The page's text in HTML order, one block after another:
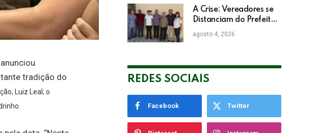
tradição do
Luiz Leal; o
campanha”
A Crise: Vereadores se
Distanciam do Prefeito
de Eunápolis Robério
Oliveira nas Eleições
agosto 4, 2026
REDES SOCIAIS
Facebook Twitter